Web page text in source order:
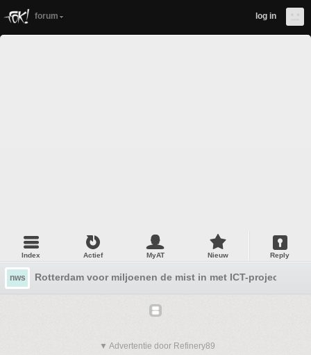
forum log in
Index Actief MyAT Nieuw Reply
nws Rotterdam voor miljoenen de mist in met ICT-project
▼ Advertentie door Refinery89